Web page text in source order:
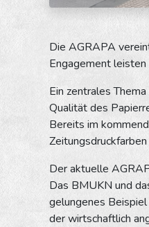
Die AGRAPA
Engagement
Ein zentrales
Qualität des
Bereits im
Der aktuelle
Das BMUKN und
gelungenes
der wirtschaftlich